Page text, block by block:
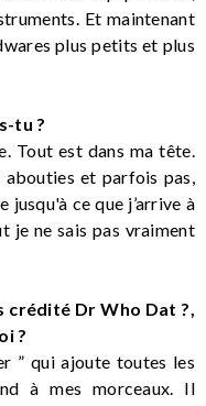
Et maintenant
plus petits et plus
tu ?
Tout est dans ma tête.
abouties et parfois pas,
jusqu'à ce que j’arrive à
je ne sais pas vraiment
crédité Dr Who Dat ?,
?
” qui ajoute toutes les
à mes morceaux. Il